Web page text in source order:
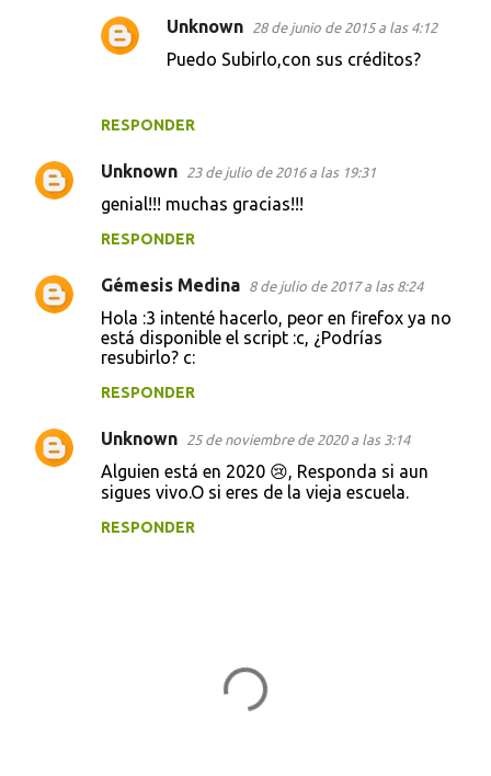
RESPONDER
Unknown 28 de junio de 2015 a las 4:12
Puedo Subirlo,con sus créditos?
Unknown 23 de julio de 2016 a las 19:31
genial!!! muchas gracias!!!
RESPONDER
Gémesis Medina 8 de julio de 2017 a las 8:24
Hola :3 intenté hacerlo, peor en firefox ya no
está disponible el script :c, ¿Podrías
resubirlo? c:
RESPONDER
Unknown 25 de noviembre de 2020 a las 3:14
Alguien está en 2020 😢, Responda si aun
sigues vivo.O si eres de la vieja escuela.
RESPONDER